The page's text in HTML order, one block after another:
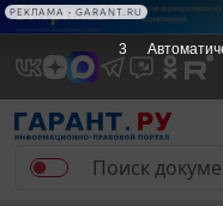
3
РЕКЛАМА • GARANT.RU